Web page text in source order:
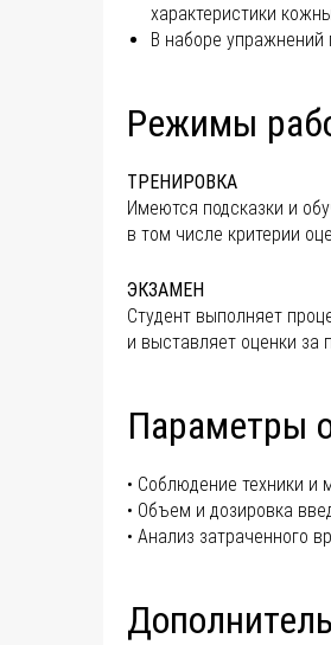
характеристики
В наборе упражнений
Режимы
ТРЕНИРОВКА
Имеются подсказки и
в том числе критерии
ЭКЗАМЕН
Студент выполняет
и выставляет оценки за
Параметры
• Соблюдение техники и
• Объем и дозировка
• Анализ затраченного